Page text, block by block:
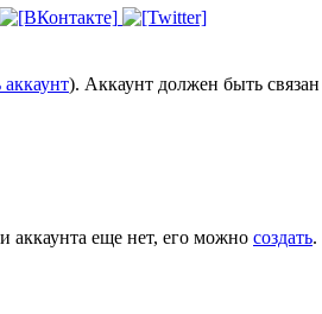
аккаунт). Аккаунт должен быть
аккаунта еще нет, его можно создать.